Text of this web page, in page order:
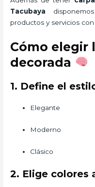
Tacubaya
productos y servicios
Cómo elegir
decorada
1. Define el
Elegante
Moderno
Clásico
2. Elige colores